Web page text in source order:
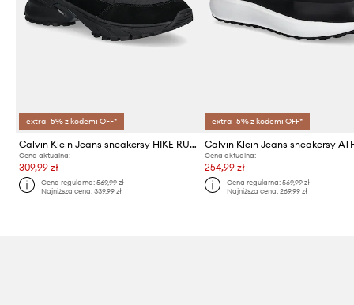
extra -5% z kodem: OFF*
Calvin Klein Jeans sneakersy HIKE RUNNER CASUAL NY-SU
Cena aktualna:
309,99 zł
Cena regularna:569,99 zł
Najniższa cena:339,99 zł
extra -5% z kodem: OFF*
Cena aktualna:
254,99 zł
Cena regularna: 569,99 zł
Najniższa cena: 269,99 zł